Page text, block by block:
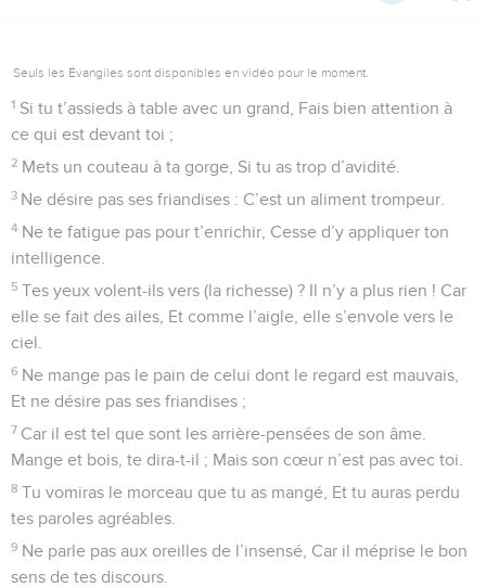
Seuls les Évangiles sont disponibles en vidéo pour le moment.
1 Si tu t’assieds à table avec un grand, Fais bien attention à
ce qui est devant toi ;
2 Mets un couteau à ta gorge, Si tu as trop d’avidité.
3 Ne désire pas ses friandises : C’est un aliment trompeur.
4 Ne te fatigue pas pour t’enrichir, Cesse d’y appliquer ton
intelligence.
5 Tes yeux volent-ils vers (la richesse) ? Il n’y a plus rien ! Car
elle se fait des ailes, Et comme l’aigle, elle s’envole vers le
ciel.
6 Ne mange pas le pain de celui dont le regard est mauvais,
Et ne désire pas ses friandises ;
7 Car il est tel que sont les arrière-pensées de son âme.
Mange et bois, te dira-t-il ; Mais son cœur n’est pas avec toi.
8 Tu vomiras le morceau que tu as mangé, Et tu auras perdu
tes paroles agréables.
9 Ne parle pas aux oreilles de l’insensé, Car il méprise le bon
sens de tes discours.